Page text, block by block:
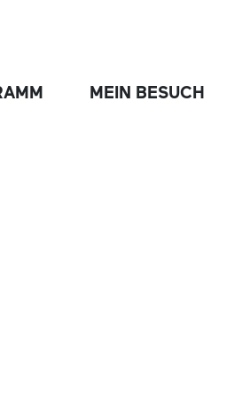
MEIN BESUCH